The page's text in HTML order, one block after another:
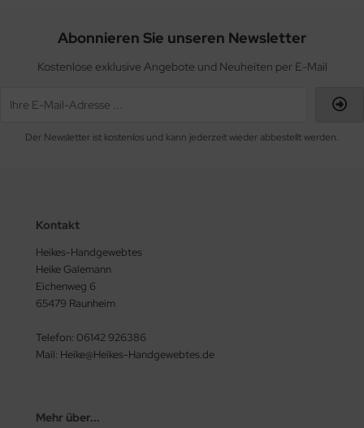
Abonnieren Sie unseren Newsletter
Kostenlose exklusive Angebote und Neuheiten per E-Mail
Der Newsletter ist kostenlos und kann jederzeit wieder abbestellt werden.
Kontakt
Heikes-Handgewebtes
Heike Galemann
Eichenweg 6
65479 Raunheim
Telefon: 06142 926386
Mail: Heike@Heikes-Handgewebtes.de
Mehr über...